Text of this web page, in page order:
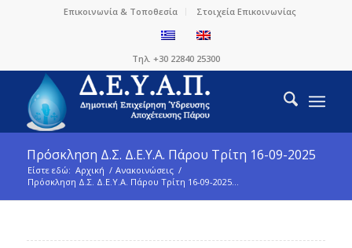
Επικοινωνία & Τοποθεσία Στοιχεία Επικοινωνίας
Τηλ. +30 22840 25300
Πρόσκληση Δ.Σ. Δ.Ε.Υ.Α. Πάρου Τρίτη 16-09-2025
Είστε εδώ: Αρχική / Ανακοινώσεις /
Πρόσκληση Δ.Σ. Δ.Ε.Υ.Α. Πάρου Τρίτη 16-09-2025...